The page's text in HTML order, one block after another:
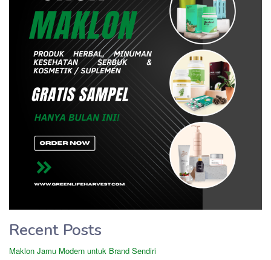
Recent Posts
Maklon Jamu Modern untuk Brand Sendiri